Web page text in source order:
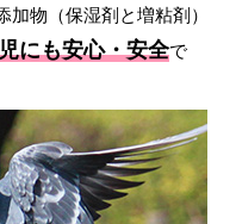
物（保湿剤と増粘剤）
にも安心・安全で